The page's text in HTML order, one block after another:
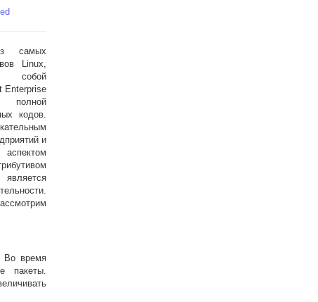
самых
Linux,
собой
Enterprise
кодов.
и
является
Во время
пакеты.